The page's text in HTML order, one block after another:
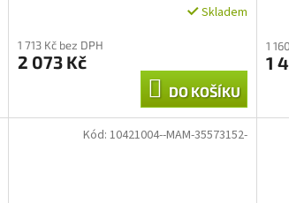
Skladem
1 713 Kč bez DPH
2 073 Kč
DO KOŠÍKU
1
1
Kód: 10421004--MAM-35573152-